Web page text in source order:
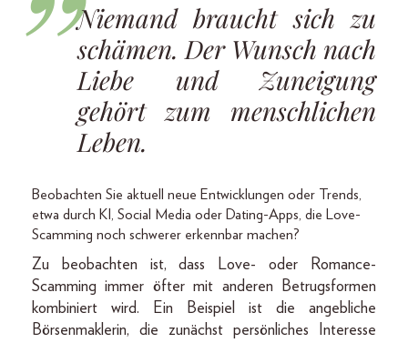
Niemand braucht sich zu
schämen. Der Wunsch nach
Liebe und Zuneigung
gehört zum menschlichen
Leben.
Beobachten Sie aktuell neue Entwicklungen oder Trends,
etwa durch KI, Social Media oder Dating-Apps, die Love-
Scamming noch schwerer erkennbar machen?
Zu beobachten ist, dass Love- oder Romance-
Scamming immer öfter mit anderen Betrugsformen
kombiniert wird. Ein Beispiel ist die angebliche
Börsenmaklerin, die zunächst persönliches Interesse